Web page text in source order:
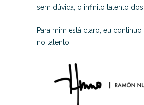
sem dúvida, o infinito talento dos
Para mim está claro, eu continuo
no talento.